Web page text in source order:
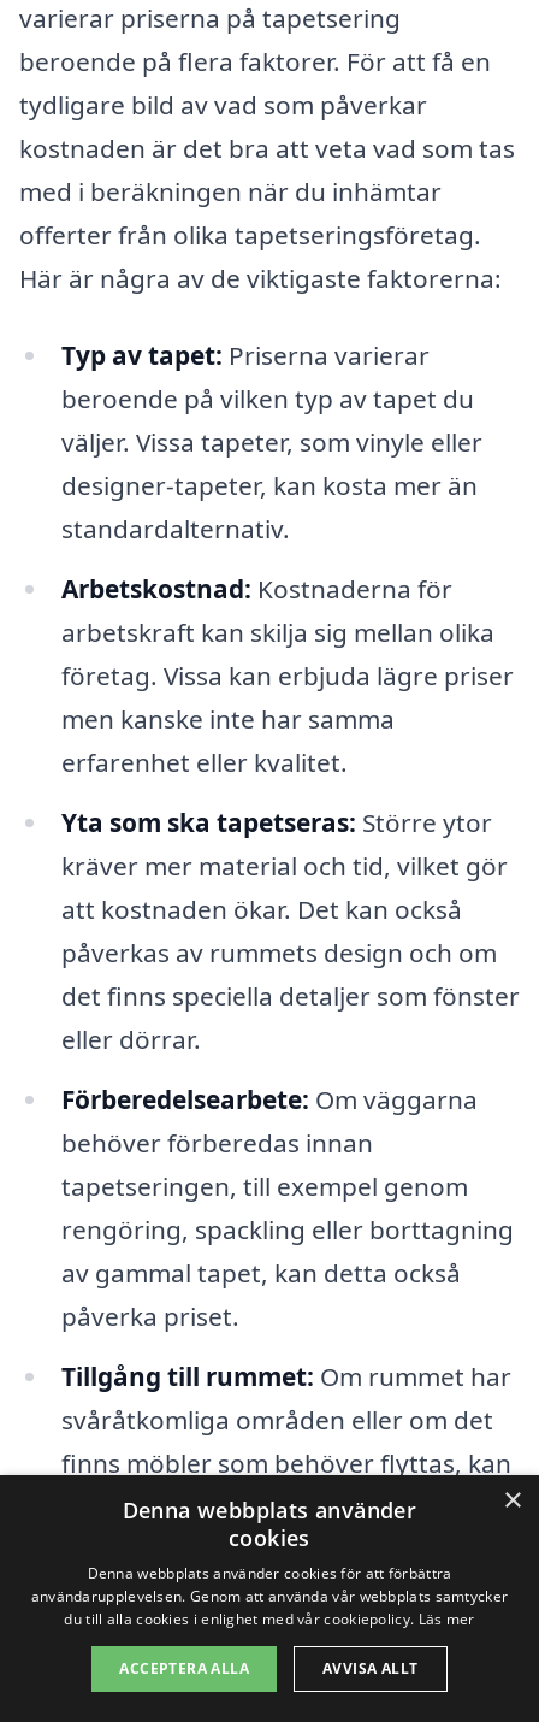
varierar priserna på tapetsering
beroende på flera faktorer. För att få en
tydligare bild av vad som påverkar
kostnaden är det bra att veta vad som tas
med i beräkningen när du inhämtar
offerter från olika tapetseringsföretag.
Här är några av de viktigaste faktorerna:
Typ av tapet: Priserna varierar
beroende på vilken typ av tapet du
väljer. Vissa tapeter, som vinyle eller
designer-tapeter, kan kosta mer än
standardalternativ.
Arbetskostnad: Kostnaderna för
arbetskraft kan skilja sig mellan olika
företag. Vissa kan erbjuda lägre priser
men kanske inte har samma
erfarenhet eller kvalitet.
Yta som ska tapetseras: Större ytor
kräver mer material och tid, vilket gör
att kostnaden ökar. Det kan också
påverkas av rummets design och om
det finns speciella detaljer som fönster
eller dörrar.
Förberedelsearbete: Om väggarna
behöver förberedas innan
tapetseringen, till exempel genom
rengöring, spackling eller borttagning
av gammal tapet, kan detta också
påverka priset.
Tillgång till rummet: Om rummet har
svåråtkomliga områden eller om det
finns möbler som behöver flyttas, kan
detta också påverka arbetskostnaden.
Genom att ta hänsyn till dessa faktorer
kan du enklare förstå varför priserna för
tapetsering i Ljungby kan variera. Det är
×
Denna webbplats använder
cookies
Denna webbplats använder cookies för att förbättra
användarupplevelsen. Genom att använda vår webbplats samtycker
du till alla cookies i enlighet med vår cookiepolicy. Läs mer
ACCEPTERA ALLA AVVISA ALLT